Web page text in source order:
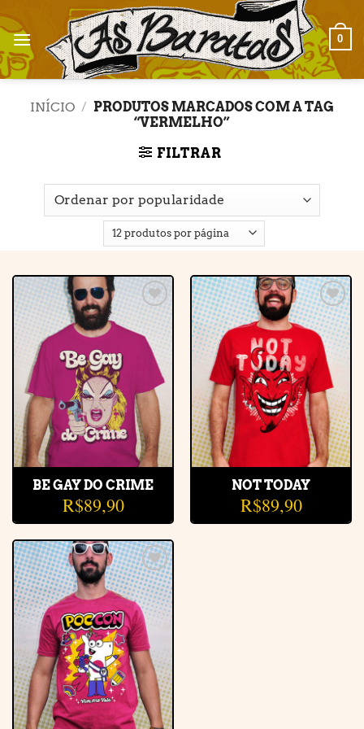
to
content
0
INÍCIO / PRODUTOS MARCADOS COM A TAG
“VERMELHO”
FILTRAR
Adicionar
à lista de
desejos
BE GAY DO CRIME
R$89,90
Adicionar
à lista de
desejos
NOT TODAY
R$89,90
Adicionar
à lista de
desejos